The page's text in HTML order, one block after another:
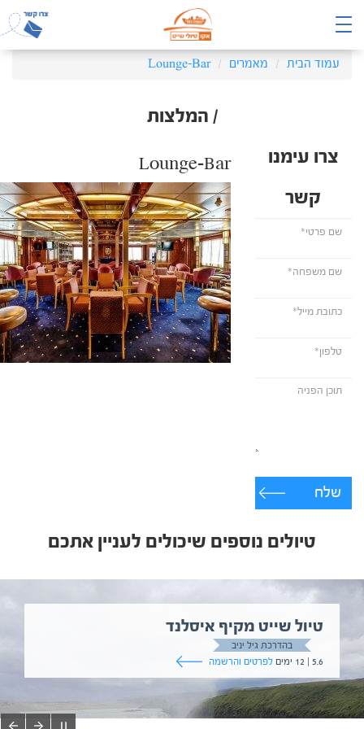
עמוד הבית מאמרים Lounge-Bar
/ המלצות
צרו עימנו
קשר
שלח
Lounge-Bar
טיולים נוספים שיכולים לעניין אתכם
טיול שייט מקיף איסלנד
בהדרכת גיל יניב
5.6 | 12 ימים
לפרטים והרשמה